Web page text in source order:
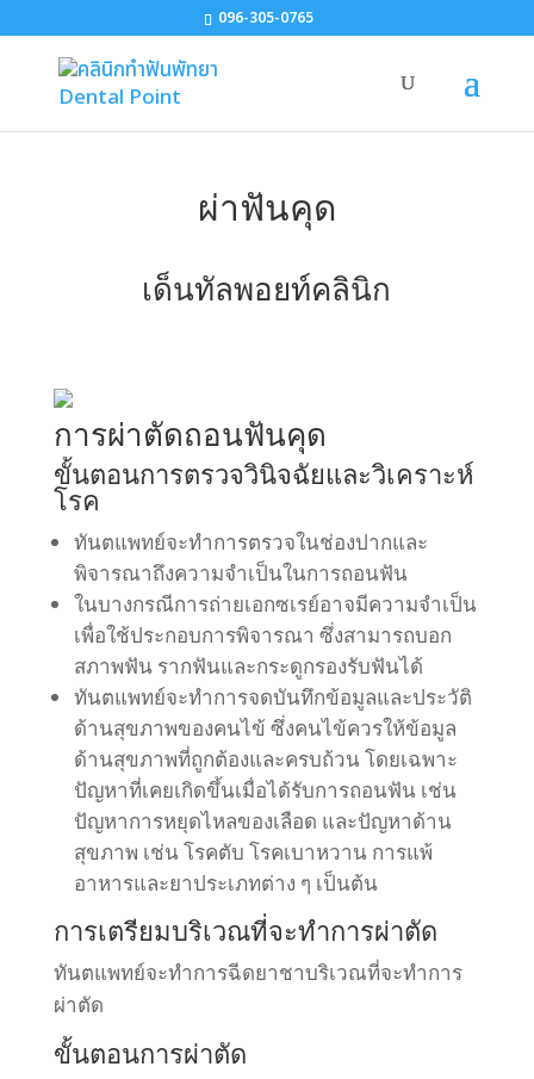
096-305-0765
ผ่าฟันคุด
เด็นทัลพอยท์คลินิก
การผ่าตัดถอนฟันคุด
ขั้นตอนการตรวจวินิจฉัยและวิเคราะห์
โรค
ทันตแพทย์จะทำการตรวจในช่องปากและ
พิจารณาถึงความจำเป็นในการถอนฟัน
ในบางกรณีการถ่ายเอกซเรย์อาจมีความจำเป็น
เพื่อใช้ประกอบการพิจารณา ซึ่งสามารถบอก
สภาพฟัน รากฟันและกระดูกรองรับฟันได้
ทันตแพทย์จะทำการจดบันทึกข้อมูลและประวัติ
ด้านสุขภาพของคนไข้ ซึ่งคนไข้ควรให้ข้อมูล
ด้านสุขภาพที่ถูกต้องและครบถ้วน โดยเฉพาะ
ปัญหาที่เคยเกิดขึ้นเมื่อได้รับการถอนฟัน เช่น
ปัญหาการหยุดไหลของเลือด และปัญหาด้าน
สุขภาพ เช่น โรคตับ โรคเบาหวาน การแพ้
อาหารและยาประเภทต่าง ๆ เป็นต้น
การเตรียมบริเวณที่จะทำการผ่าตัด
ทันตแพทย์จะทำการฉีดยาชาบริเวณที่จะทำการ
ผ่าตัด
ขั้นตอนการผ่าตัด